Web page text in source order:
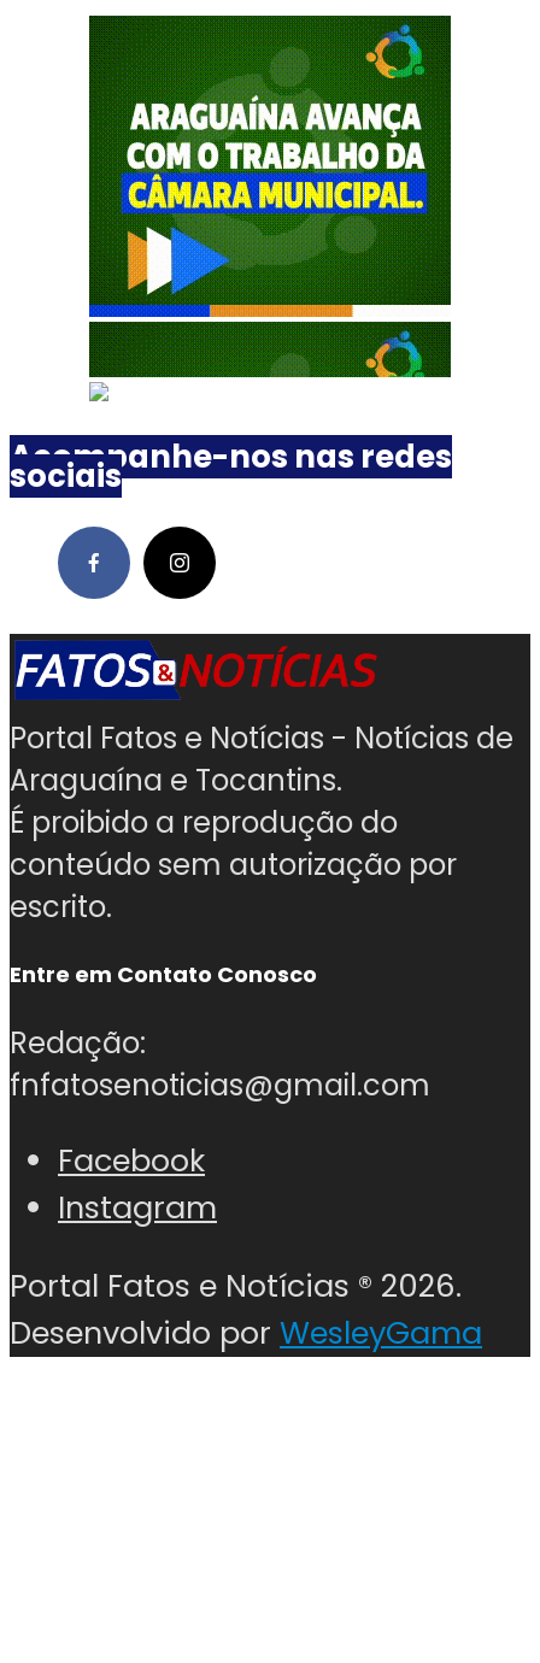
Acompanhe-nos nas redes
sociais
Portal Fatos e Notícias - Notícias de
Araguaína e Tocantins.
É proibido a reprodução do
conteúdo sem autorização por
escrito.
Entre em Contato Conosco
Redação:
fnfatosenoticias@gmail.com
Facebook
Instagram
Portal Fatos e Notícias ® 2026.
Desenvolvido por WesleyGama